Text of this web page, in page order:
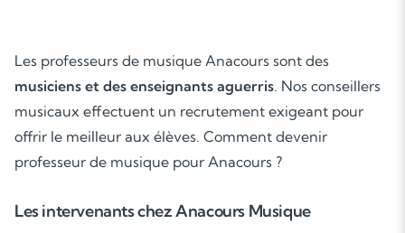
Les professeurs de musique Anacours sont des
musiciens et des enseignants aguerris. Nos conseillers
musicaux effectuent un recrutement exigeant pour
offrir le meilleur aux élèves. Comment devenir
professeur de musique pour Anacours ?
Les intervenants chez Anacours Musique